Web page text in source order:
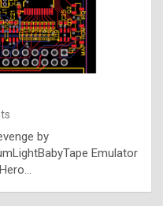
by
Emulator